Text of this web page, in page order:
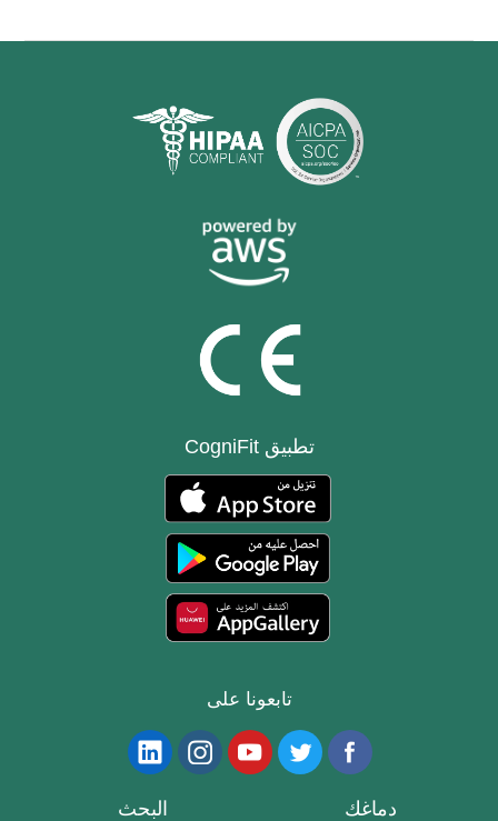
تطبيق CogniFit
تابعونا على
دماغك البحث